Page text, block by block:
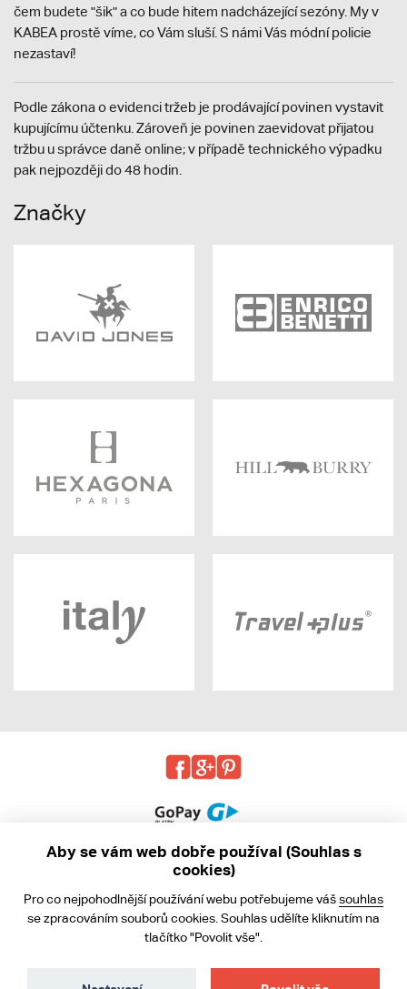
čem budete "šik" a co bude hitem nadcházející sezóny. My v
KABEA prostě víme, co Vám sluší. S námi Vás módní policie
nezastaví!
Podle zákona o evidenci tržeb je prodávající povinen vystavit
kupujícímu účtenku. Zároveň je povinen zaevidovat přijatou
tržbu u správce daně online; v případě technického výpadku
pak nejpozději do 48 hodin.
Značky
Obchodní podmínky
Ochrana osobních údajů
Aby se vám web dobře používal (Souhlas s
cookies)
Pro co nejpohodlnější používání webu potřebujeme vášsouhlas
se zpracováním souborů cookies. Souhlas udělíte kliknutím na
tlačítko "Povolit vše".